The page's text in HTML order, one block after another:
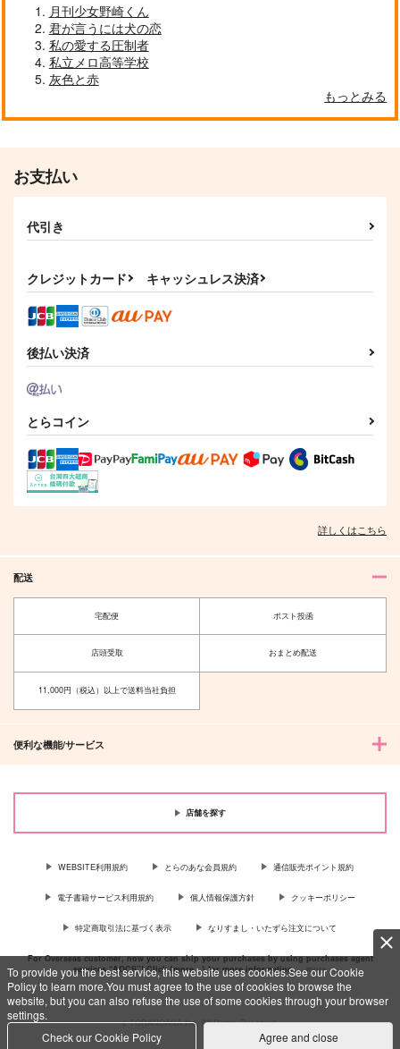
To provide you the best service, this website uses cookies.See our Cookie
Policy to learn more.You must agree to the use of cookies to browse the
website, but you can also refuse the use of some cookies through your browser
settings.
Check our Cookie Policy
Agree and close
作品詳細
clockrock
787
五条悟×虎杖悠仁
サンプル
作品詳細
AnZ館
1,022
サンプル サンプル
ごじょにゃんとゆじく
ゴビョウ
1,887 円
サンプル
Birthday Boys!!
3,144
護衛対象はトップアイ
じゃがいも畑
専売 1,572円（税込）
呪術廻戦
五条悟×虎杖悠仁
月刊少女野崎くん
君が言うには犬の恋
私の愛する圧制者
私立メロ高等学校
灰色と赤
もっとみる
お支払い
代引き
クレジットカード キャッシュレス決済
後払い決済
とらコイン
詳しくはこちら
配送
宅配便 ポスト投函
店頭受取 おまとめ配送
11,000円（税込）以上で送料当社負担
便利な機能/サービス
店舗を探す
WEBSITE利用規約 とらのあな会員規約 通信販売ポイント規約
電子書籍サービス利用規約 個人情報保護方針 クッキーポリシー
特定商取引法に基づく表示 なりすまし・いたずら注文について
For Overseas customer, now you can ship your purchases by using purchases agent
services “AOCS”! Click {more…} for more information …more
c TORANOANA Inc, All Rights Reserved.